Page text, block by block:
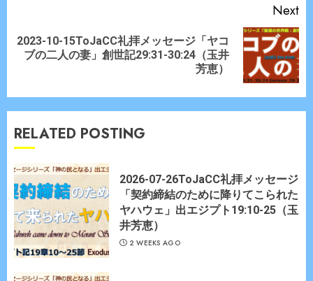
Next
Next
2023-10-15ToJaCC礼拝メッセージ「ヤコ
ブの二人の妻」創世記29:31-30:24（玉井
芳恵）
RELATED POSTING
2026-07-26ToJaCC礼拝メッセージ
「契約締結のために降りてこられた
ヤハウェ」出エジプト19:10-25（玉
井芳恵）
2 WEEKS AGO